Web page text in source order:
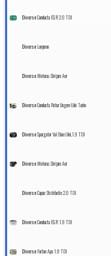
DiverseConducta EGR 2.0 TDI
Diverse Lonjeron
Diverse Motoras Dirijare Aer
DiverseConducta Retur Ungere Ulei Turbo
DiverseSpargator Val Baie Ulei,1.9 TDI
Diverse Motoras Dirijare Aer
DiverseCapac Distributie 2.0 TDI
DiverseConducta EGR 1.9 TDI
Diverse Furtun Apa 1.9 TDI